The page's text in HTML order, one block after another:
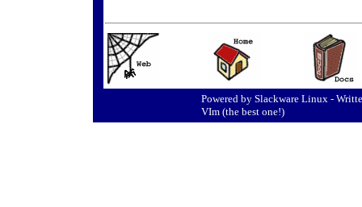
Powered by Slackware Linux -
VIm (the best one!)